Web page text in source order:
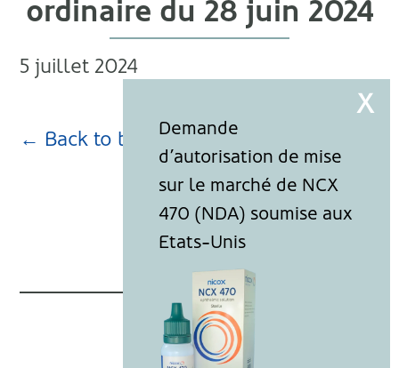
ordinaire du 28 juin 2024
5 juillet 2024
← Back to blog page